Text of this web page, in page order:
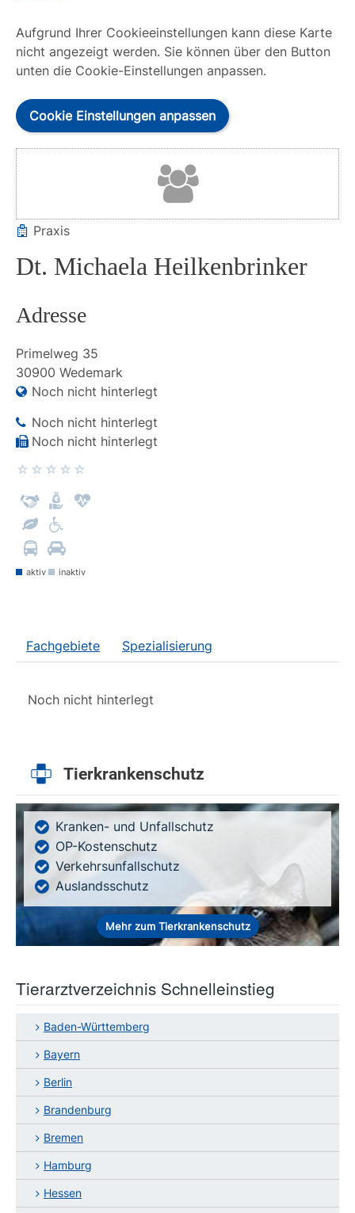
Aufgrund Ihrer Cookieeinstellungen kann diese Karte
nicht angezeigt werden. Sie können über den Button
unten die Cookie-Einstellungen anpassen.
Cookie Einstellungen anpassen
Praxis
Dt. Michaela Heilkenbrinker
Adresse
Primelweg 35
30900 Wedemark
Noch nicht hinterlegt
Noch nicht hinterlegt
Noch nicht hinterlegt
aktiv inaktiv
Fachgebiete Spezialisierung
Noch nicht hinterlegt
Tierkrankenschutz
Kranken- und Unfallschutz
OP-Kostenschutz
Verkehrsunfallschutz
Auslandsschutz
Mehr zum Tierkrankenschutz
Tierarztverzeichnis Schnelleinstieg
Baden-Württemberg
Bayern
Berlin
Brandenburg
Bremen
Hamburg
Hessen